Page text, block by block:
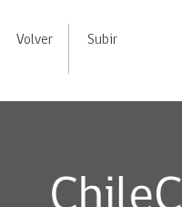
Volver Subir